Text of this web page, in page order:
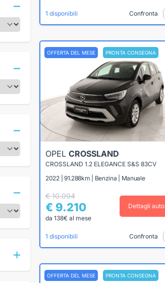
1 disponibili Confronta
OFFERTA DEL MESE PRONTA CONSEGNA
OPEL CROSSLAND
CROSSLAND 1.2 ELEGANCE S&S 83CV
2022 | 91.288km | Benzina | Manuale
€ 10.094
€ 9.210
da 138€ al mese
Dettagli auto
1 disponibili Confronta
OFFERTA DEL MESE PRONTA CONSEGNA